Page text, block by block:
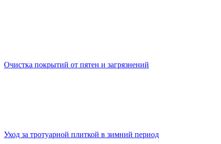
Очистка покрытий от пятен и загрязнений
Уход за тротуарной плиткой в зимний период